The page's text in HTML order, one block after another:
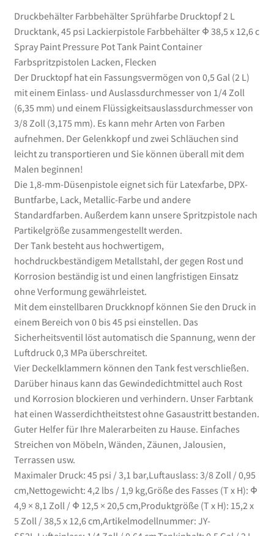
Tank
Paint
Container
Farbspritzpistolen
Lacken,
Flecken
Menge
Druckbehälter Farbbehälter Sprühfarbe Drucktopf 2 L
Drucktank, 45 psi Lackierpistole Farbbehälter Φ 38,5 x 12,6 c
Spray Paint Pressure Pot Tank Paint Container
Farbspritzpistolen Lacken, Flecken
Der Drucktopf hat ein Fassungsvermögen von 0,5 Gal (2 L)
mit einem Einlass- und Auslassdurchmesser von 1/4 Zoll
(6,35 mm) und einem Flüssigkeitsauslassdurchmesser von
3/8 Zoll (3,175 mm). Es kann mehr Arten von Farben
aufnehmen. Der Gelenkkopf und zwei Schläuchen sind
leicht zu transportieren und Sie können überall mit dem
Malen beginnen!
Die 1,8-mm-Düsenpistole eignet sich für Latexfarbe, DPX-
Buntfarbe, Lack, Metallic-Farbe und andere
Standardfarben. Außerdem kann unsere Spritzpistole nach
Partikelgröße zusammengestellt werden.
Der Tank besteht aus hochwertigem,
hochdruckbeständigem Metallstahl, der gegen Rost und
Korrosion beständig ist und einen langfristigen Einsatz
ohne Verformung gewährleistet.
Mit dem einstellbaren Druckknopf können Sie den Druck in
einem Bereich von 0 bis 45 psi einstellen. Das
Sicherheitsventil löst automatisch die Spannung, wenn der
Luftdruck 0,3 MPa überschreitet.
Vier Deckelklammern können den Tank fest verschließen.
Darüber hinaus kann das Gewindedichtmittel auch Rost
und Korrosion blockieren und verhindern. Unser Farbtank
hat einen Wasserdichtheitstest ohne Gasaustritt bestanden.
Guter Helfer für Ihre Malerarbeiten zu Hause. Einfaches
Streichen von Möbeln, Wänden, Zäunen, Jalousien,
Terrassen usw.
Maximaler Druck: 45 psi / 3,1 bar,Luftauslass: 3/8 Zoll / 0,95
cm,Nettogewicht: 4,2 lbs / 1,9 kg,Größe des Fasses (T x H): Φ
4,9 × 8,1 Zoll / Φ 12,5 × 20,5 cm,Produktgröße (T x H): 15,2 x
5 Zoll / 38,5 x 12,6 cm,Artikelmodellnummer: JY-